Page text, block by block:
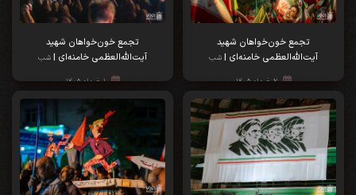
تجمع خون‌خواهان شهید
آیت‌الله‌العظمی خامنه‌ای | شب
۲ خرداد ۱۴۰۵
تجمع خون‌خواهان شهید
آیت‌الله‌العظمی خامنه‌ای | شب
هفتاد و هشتم
۱ خرداد ۱۴۰۵